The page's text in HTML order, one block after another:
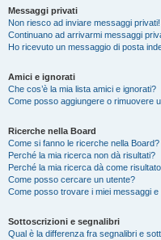
Messaggi privati
Non riesco ad inviare messaggi privati!
Continuano ad arrivarmi messaggi
Ho ricevuto un messaggio di posta
Amici e ignorati
Che cos’è la mia lista amici e ignorati?
Come posso aggiungere o rimuovere
Ricerche nella Board
Come si fanno le ricerche nella Board?
Perché la mia ricerca non dà risultati?
Perché la mia ricerca dà come
Come posso cercare un utente?
Come posso trovare i miei messaggi e
Sottoscrizioni e segnalibri
Qual è la differenza fra segnalibri e